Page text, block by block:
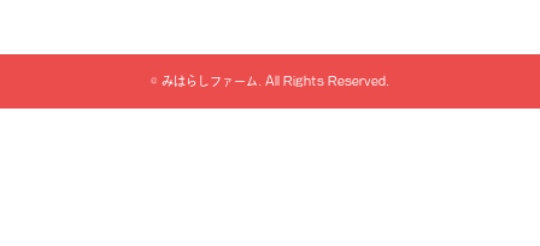
© みはらしファーム . All Rights Reserved.